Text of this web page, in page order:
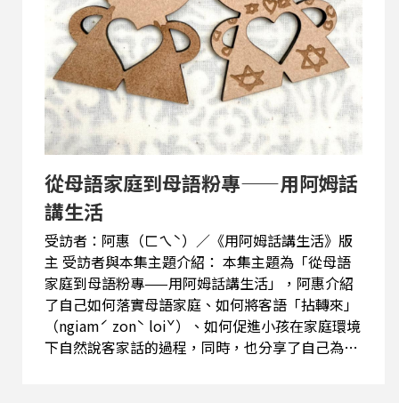
從母語家庭到母語粉專——用阿姆話
講生活
受訪者：阿惠（ㄈㄟˋ）／《用阿姆話講生活》版
主 受訪者與本集主題介紹： 本集主題為「從母語
家庭到母語粉專——用阿姆話講生活」，阿惠介紹
了自己如何落實母語家庭、如何將客語「拈轉來」
（ngiamˊ zonˋ loiˇ）、如何促進小孩在家庭環境
下自然說客家話的過程，同時，也分享了自己為